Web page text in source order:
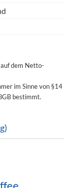
dem Netto-
im Sinne von §14
bestimmt.